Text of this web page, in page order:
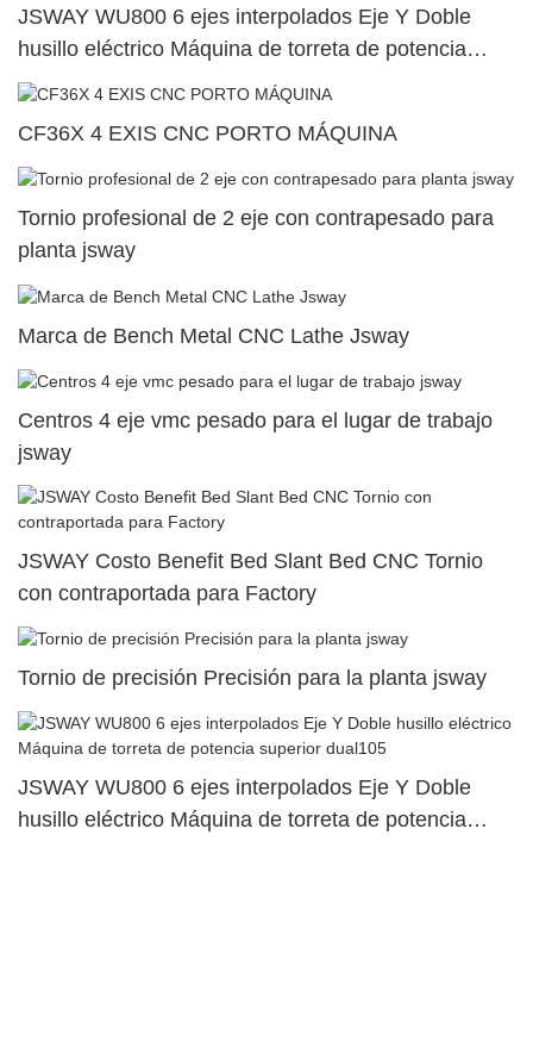
JSWAY WU800 6 ejes interpolados Eje Y Doble
husillo eléctrico Máquina de torreta de potencia
superior dual55
CF36X 4 EXIS CNC PORTO MÁQUINA
Tornio profesional de 2 eje con contrapesado para
planta jsway
Marca de Bench Metal CNC Lathe Jsway
Centros 4 eje vmc pesado para el lugar de trabajo
jsway
JSWAY Costo Benefit Bed Slant Bed CNC Tornio
con contraportada para Factory
Tornio de precisión Precisión para la planta jsway
JSWAY WU800 6 ejes interpolados Eje Y Doble
husillo eléctrico Máquina de torreta de potencia